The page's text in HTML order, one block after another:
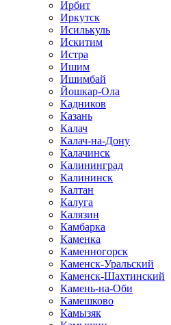
Ирбит
Иркутск
Исилькуль
Искитим
Истра
Ишим
Ишимбай
Йошкар-Ола
Кадников
Казань
Калач
Калач-на-Дону
Калачинск
Калининград
Калининск
Калтан
Калуга
Калязин
Камбарка
Каменка
Каменногорск
Каменск-Уральский
Каменск-Шахтинский
Камень-на-Оби
Камешково
Камызяк